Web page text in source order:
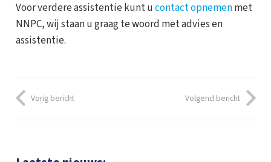
Voor verdere assistentie kunt ucontact opnemenmet
NNPC, wij staan u graag te woord met advies en
assistentie.
Vorig bericht Volgend bericht